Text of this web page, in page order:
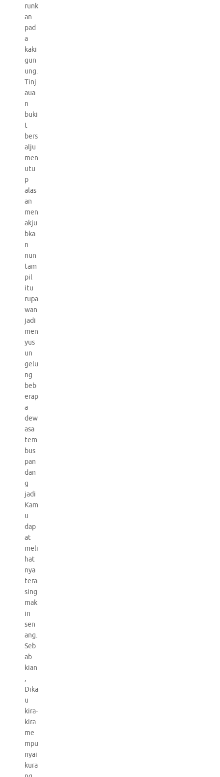
runk
an
pad
a
kaki
gun
ung.
Tinj
aua
n
buki
t
bers
alju
men
utu
p
alas
an
men
akju
bka
n
nun
tam
pil
itu
rupa
wan
jadi
men
yus
un
gelu
ng
beb
erap
a
dew
asa
tem
bus
pan
dan
g
jadi
Kam
u
dap
at
meli
hat
nya
tera
sing
mak
in
sen
ang.
Seb
ab
kian
,
Dika
u
kira-
kira
me
mpu
nyai
kura